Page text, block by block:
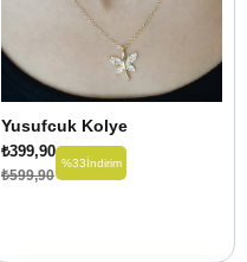
Yusufcuk Kolye
₺399,90
₺599,90
%33İndirim